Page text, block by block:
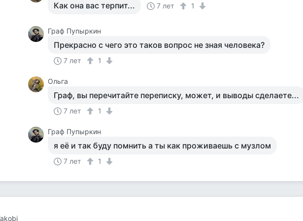
Как она вас терпит... 7 лет 1
Граф Пупыркин
Прекрасно с чего это таков вопрос не зная человека?
7 лет 1
Ольга
Граф, вы перечитайте переписку, может, и выводы сделаете...
7 лет 1
Граф Пупыркин
я её и так буду помнить а ты как проживаешь с музлом
7 лет 1